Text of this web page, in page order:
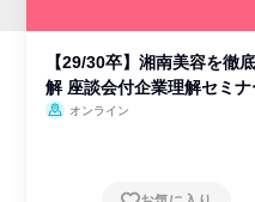
【29/30卒】湘南美容を徹
解 座談会付企業理解セミナ
オンライン